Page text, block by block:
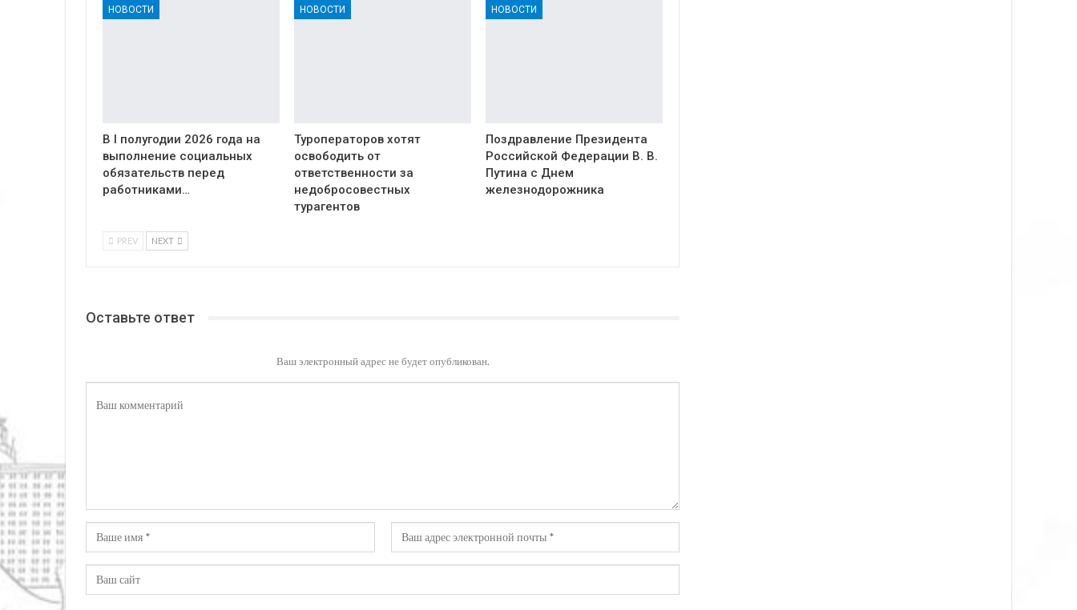
НОВОСТИ
В I полугодии 2026 года на
выполнение социальных
обязательств перед
работниками…
НОВОСТИ
Туроператоров хотят
освободить от
ответственности за
недобросовестных
турагентов
НОВОСТИ
Поздравление Президента
Российской Федерации В. В.
Путина с Днем
железнодорожника
PREV NEXT
Оставьте ответ
Ваш электронный адрес не будет опубликован.